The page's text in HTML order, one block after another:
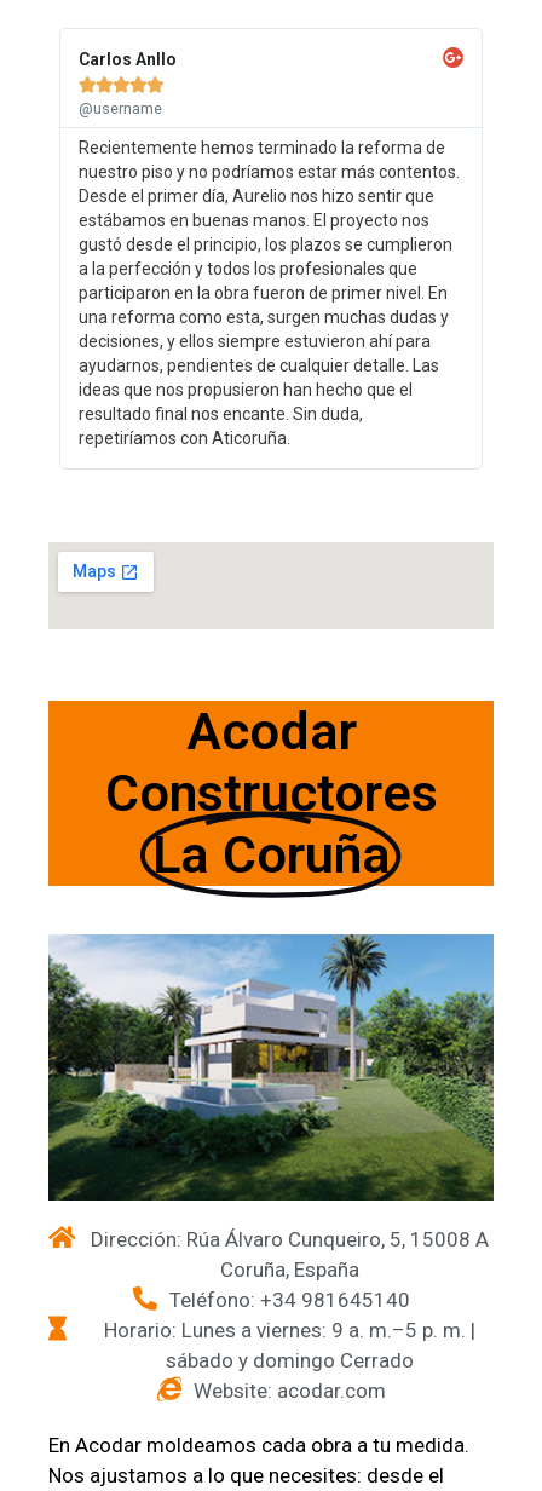
Carlos Anllo

@username
Recientemente hemos terminado la reforma de
nuestro piso y no podríamos estar más contentos.
Desde el primer día, Aurelio nos hizo sentir que
estábamos en buenas manos. El proyecto nos
gustó desde el principio, los plazos se cumplieron
a la perfección y todos los profesionales que
participaron en la obra fueron de primer nivel. En
una reforma como esta, surgen muchas dudas y
decisiones, y ellos siempre estuvieron ahí para
ayudarnos, pendientes de cualquier detalle. Las
ideas que nos propusieron han hecho que el
resultado final nos encante. Sin duda,
repetiríamos con Aticoruña.
Acodar
Constructores
La Coruña
Dirección: Rúa Álvaro Cunqueiro, 5, 15008 A
Coruña, España
Teléfono: +34 981645140
Horario: Lunes a viernes: 9 a. m.–5 p. m. |
sábado y domingo Cerrado
Website: acodar.com
En Acodar moldeamos cada obra a tu medida.
Nos ajustamos a lo que necesites: desde el